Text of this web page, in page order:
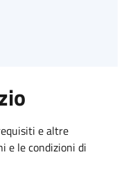
e altre
e le condizioni di